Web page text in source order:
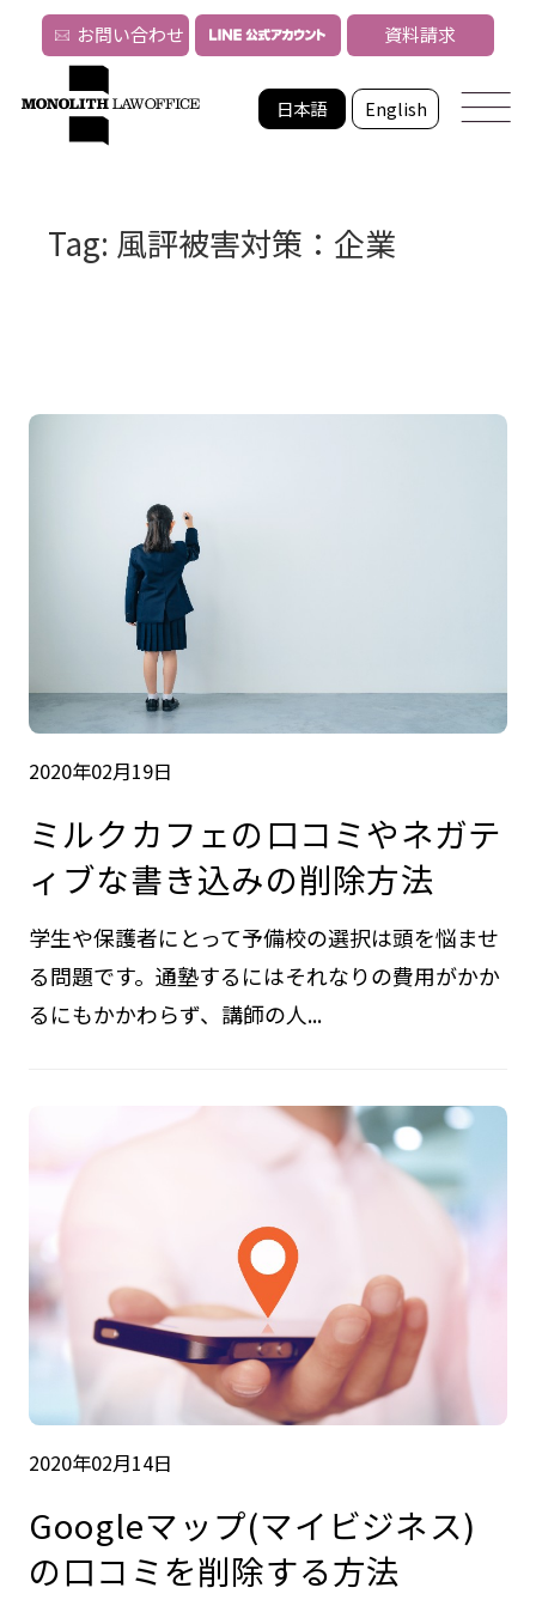
日本語 English
お問い合わせ 資料請求
Tag: 風評被害対策：企業
2020年02月19日
ミルクカフェの口コミやネガテ
ィブな書き込みの削除方法
学生や保護者にとって予備校の選択は頭を悩ませ
る問題です。通塾するにはそれなりの費用がかか
るにもかかわらず、講師の人...
2020年02月14日
Googleマップ(マイビジネス)
の口コミを削除する方法